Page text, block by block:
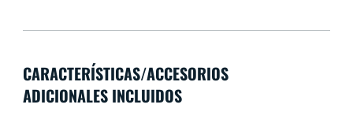
CARACTERÍSTICAS/ACCESORIOS
ADICIONALES INCLUIDOS